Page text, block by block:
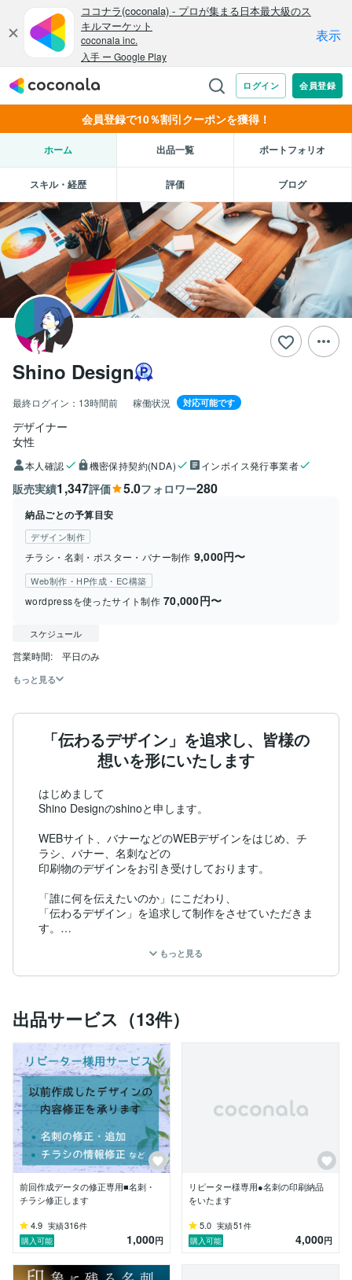
会員登録で10％割引クーポンを獲得！
ホーム 出品一覧 ポートフォリオ
スキル・経歴 評価 ブログ
Shino Design
最終ログイン： 13時間前 稼働状況 対応可能です
デザイナー
女性
本人確認 機密保持契約(NDA) インボイス発行事業者
販売実績1,347評価 5.0フォロワー280
納品ごとの予算目安
デザイン制作
チラシ・名刺・ポスター・バナー制作 9,000円〜
Web制作・HP作成・EC構築
wordpressを使ったサイト制作 70,000円〜
スケジュール
営業時間:　平日のみ
もっと見る
「伝わるデザイン」を追求し、皆様の
想いを形にいたします
はじめまして
Shino Designのshinoと申します。
WEBサイト、バナーなどのWEBデザインをはじめ、チ
ラシ、バナー、名刺などの
印刷物のデザインをお引き受けしております。
「誰に何を伝えたいのか」にこだわり、
「伝わるデザイン」を追求して制作をさせていただきま
す。
ココナラでは2017年より活動しており、
おかげさまで販売実績が1,155件となりました。（202
どんなことでもまずはお気軽にお問い合わせ下さいま
せ。
◎お引き受け可能なお仕事
【グラフィックデザイン】
・チラシ　ポスター　パンフレット　名刺　看板　など
・バナー、広告画像、SNSサムネイル画像、Youtube画
像　など
【WEBサイト】
・wordpressを使ったWEBサイト
・ノーコードWEBサイト
・HTML、CSSコーディング
・Wordpressカスタマイズ
・Wordpressトラブルサポート
・ノーコードWEBサイト
もっと見る
出品サービス（13件）
前回作成データの修正専用■名刺・
チラシ修正します
4.9 実績316件
購入可能
1,000円
リピーター様専用●名刺の印刷納品
をいたます
5.0 実績51 件
購入可能
4,000円